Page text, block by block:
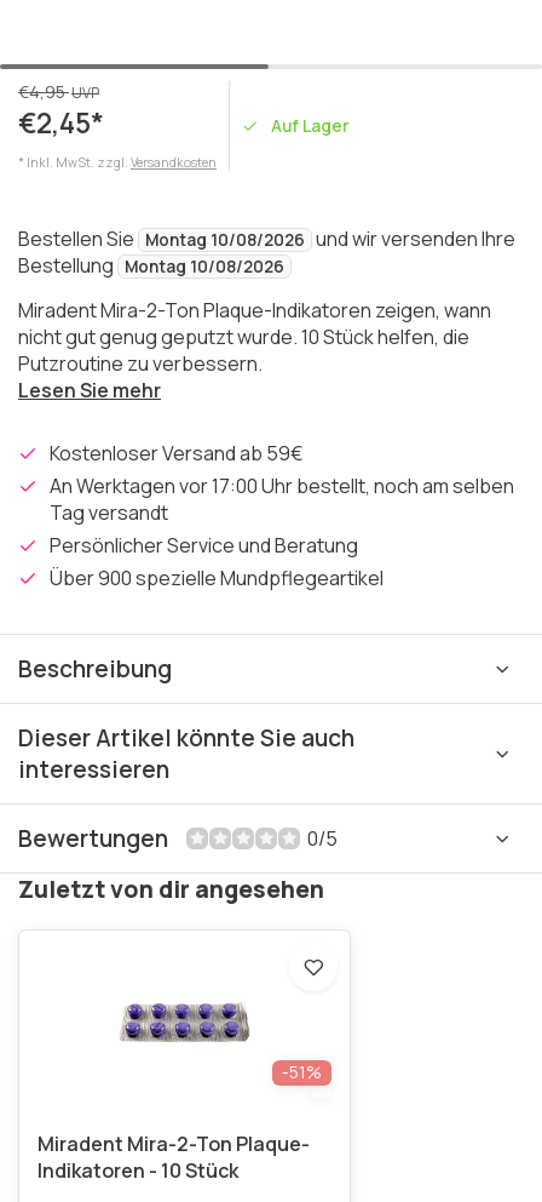
€4,95UVP
€2,45*
* Inkl. MwSt. zzgl. Versandkosten
Auf Lager
Bestellen Sie Montag 10/08/2026 und wir versenden Ihre
Bestellung
Montag 10/08/2026
Miradent Mira-2-Ton Plaque-Indikatoren zeigen, wann
nicht gut genug geputzt wurde. 10 Stück helfen, die
Putzroutine zu verbessern.
Lesen Sie mehr
Kostenloser Versand ab 59€
An Werktagen vor 17:00 Uhr bestellt, noch am selben
Tag versandt
Persönlicher Service und Beratung
Über 900 spezielle Mundpflegeartikel
Beschreibung
Dieser Artikel könnte Sie auch
interessieren
Bewertungen 0/5
Zuletzt von dir angesehen
-51%
Miradent Mira-2-Ton Plaque-
Indikatoren - 10 Stück